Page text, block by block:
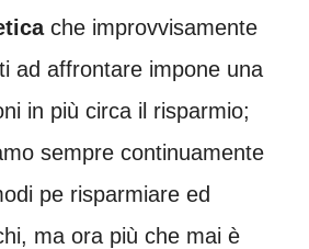
che improvvisamente
ad affrontare impone una
in più circa il risparmio;
sempre continuamente
pe risparmiare ed
ma ora più che mai è